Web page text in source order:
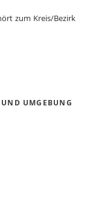
zum Kreis/Bezirk
UMGEBUNG